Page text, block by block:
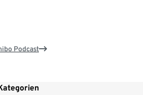
Podcast